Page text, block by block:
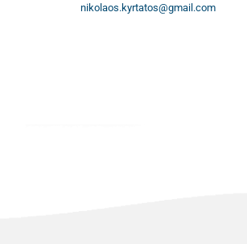
nikolaos.kyrtatos@gmail.com